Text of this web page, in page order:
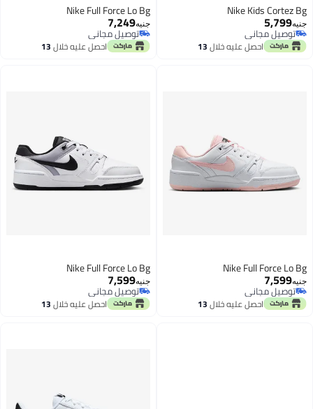
Nike Kids Cortez Bg
جنيه5,799
توصيل مجاني
توصيل مجانياحصل عليه خلال13
Nike Full Force Lo Bg
جنيه7,249
توصيل مجاني
توصيل مجانياحصل عليه خلال13
Nike Full Force Lo Bg
جنيه7,599
توصيل مجاني
توصيل مجانياحصل عليه خلال13
Nike Full Force Lo Bg
جنيه7,599
توصيل مجاني
توصيل مجانياحصل عليه خلال13